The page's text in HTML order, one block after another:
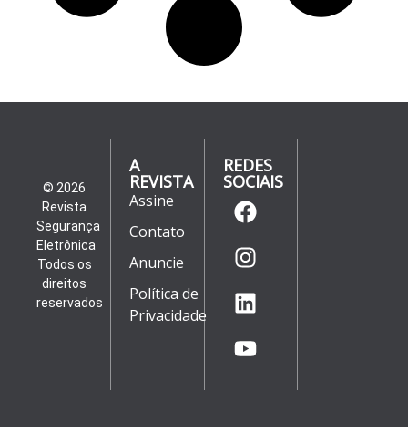
© 2026
Revista
Segurança
Eletrônica
Todos os
direitos
reservados
A
REVISTA
Assine
Contato
Anuncie
Política de
Privacidade
REDES
SOCIAIS